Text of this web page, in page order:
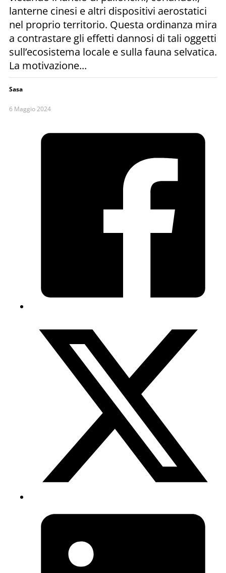
lanterne cinesi e altri dispositivi aerostatici
nel proprio territorio. Questa ordinanza mira
a contrastare gli effetti dannosi di tali oggetti
sull’ecosistema locale e sulla fauna selvatica.
La motivazione...
Sasa
6 Maggio 2024